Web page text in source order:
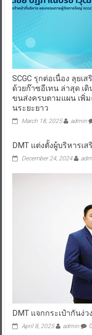
SCGC รุกต่อเนื่อง ลุยเ
ด้วยก๊าซอีเทน ล่าสุด เ
ขนส่งครบตามแผน เพิ่
นระยะยาว
March 18, 2025 admin
DMT แต่งตั้งผู้บริหารเ
December 24, 2024
DMT แจกกระเป๋ากันง่
April 8, 2025 admin 0